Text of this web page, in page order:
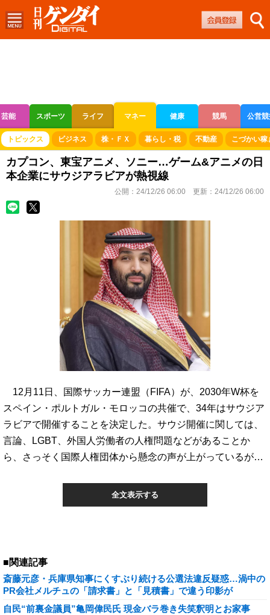
芸能 スポーツ ライフ マネー 健康 競馬 公営
ボートレース 競輪 オートレース
トピックス ビジネス 株・ＦＸ 暮らし・税 不動産 こづかい稼
カプコン、東宝アニメ、ソニー…ゲーム&アニメの日
本企業にサウジアラビアが熱視線
公開： 24/12/26 06:00 更新： 24/12/26 06:00
12月11日、国際サッカー連盟（FIFA）が、2030年W杯を
スペイン・ポルトガル・モロッコの共催で、34年はサウジア
ラビアで開催することを決定した。サウジ開催に関しては、
言論、LGBT、外国人労働者の人権問題などがあることか
ら、さっそく国際人権団体から懸念の声が上がっているが…
全文表示する
■関連記事
斎藤元彦・兵庫県知事にくすぶり続ける公選法違反疑惑…渦中の
PR会社メルチュの「請求書」と「見積書」で違う印影が
自民“前裏金議員”亀岡偉民氏 現金バラ巻き失笑釈明とお家事